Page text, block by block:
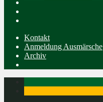
Kontakt
Anmeldung Ausmärsche
Archiv